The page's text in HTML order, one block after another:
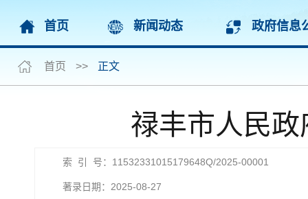
首页 新闻动态 政府信息
首页 >> 正文
禄丰市人民
索 引 号：11532331015179648Q/2025-00001
著录日期：2025-08-27